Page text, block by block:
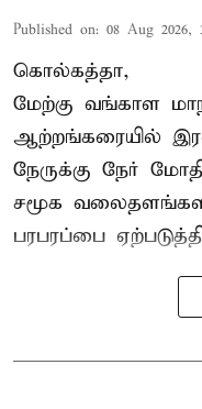
Published on: 08 Aug 2026,
கொல்கத்தா,
மேற்கு வங்காள
ஆற்றங்கரையில்
நேருக்கு நேர்
சமூக
பரபரப்பை